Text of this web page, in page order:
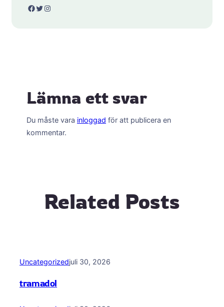
Facebook Twitter Instagram
Lämna ett svar
Du måste vara inloggad för att publicera en
kommentar.
Related Posts
Uncategorizedjuli 30, 2026
tramadol